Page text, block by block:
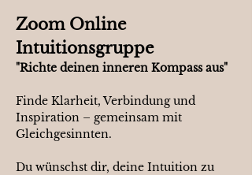
Zoom Online
Intuitionsgruppe
"Richte deinen inneren Kompass aus"
Finde Klarheit, Verbindung und
Inspiration – gemeinsam mit
Gleichgesinnten.
Du wünschst dir, deine Intuition zu